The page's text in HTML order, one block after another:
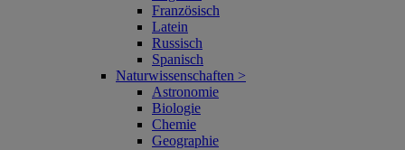
Französisch
Latein
Russisch
Spanisch
Naturwissenschaften >
Astronomie
Biologie
Chemie
Geographie